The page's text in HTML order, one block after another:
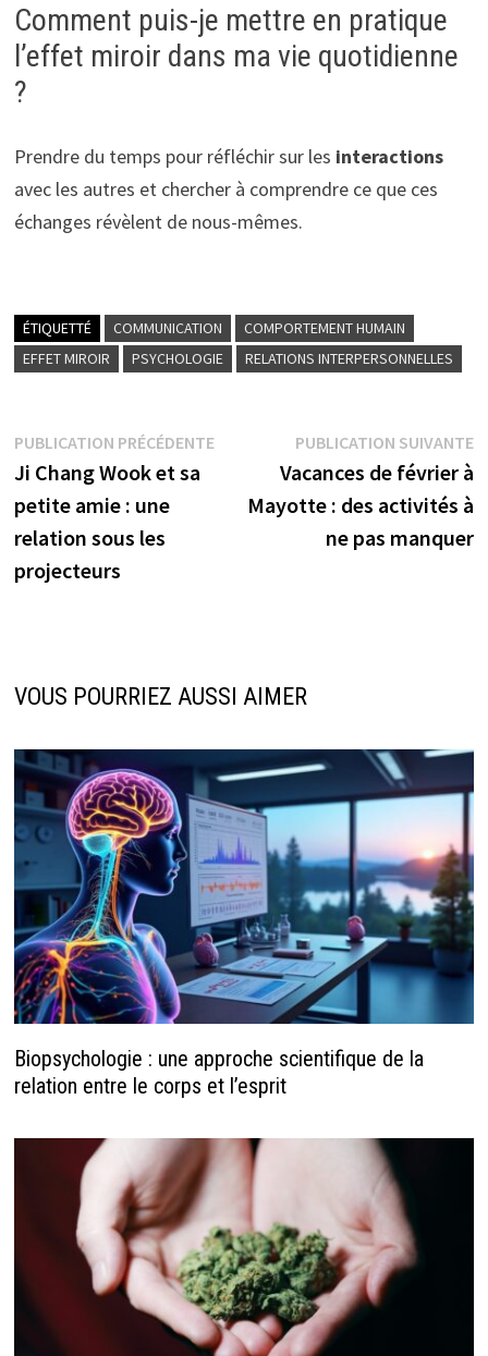
Comment puis-je mettre en pratique
l’effet miroir dans ma vie quotidienne
?
Prendre du temps pour réfléchir sur les interactions
avec les autres et chercher à comprendre ce que ces
échanges révèlent de nous-mêmes.
ÉTIQUETTÉ COMMUNICATION
COMPORTEMENT HUMAIN
EFFET MIROIR
PSYCHOLOGIE RELATIONS INTERPERSONNELLES
Navigation
de
l’article
PUBLICATION PRÉCÉDENTEPublication
précédente :
Ji Chang Wook et sa
petite amie : une
relation sous les
projecteurs
PUBLICATION SUIVANTE
Vacances de février à
Mayotte : des activités à
ne pas manquer
VOUS POURRIEZ AUSSI AIMER
Biopsychologie : une approche scientifique de la
relation entre le corps et l’esprit